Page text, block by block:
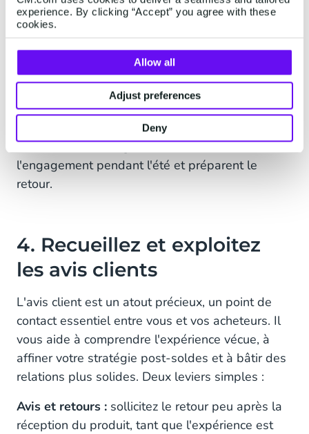
experience. By clicking “Accept” you agree with these
cookies.
Allow all
Adjust preferences
Deny
pour les achats, les avis ou le parrainage. Un
bonus de bienvenue ou une offre réservée aux
acheteurs des soldes qui rejoignent le
programme crée une incitation supplémentaire.
Offres exclusives :réservez des avantages aux
membres, comme un accès anticipé aux offres de
rentrée ou une vente « accès VIP » à durée
limitée. Ces avantages entretiennent
l'engagement pendant l'été et préparent le
retour.
4. Recueillez et exploitez
les avis clients
L'avis client est un atout précieux, un point de
contact essentiel entre vous et vos acheteurs. Il
vous aide à comprendre l'expérience vécue, à
affiner votre stratégie post-soldes et à bâtir des
relations plus solides. Deux leviers simples :
Avis et retours : sollicitez le retour peu après la
réception du produit, tant que l'expérience est